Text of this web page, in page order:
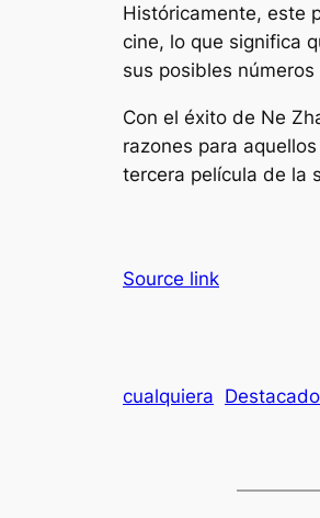
Históricamente, este
cine, lo que significa
sus posibles
Con el éxito de Ne
razones para
tercera película de la
Source link
cualquiera Destacado